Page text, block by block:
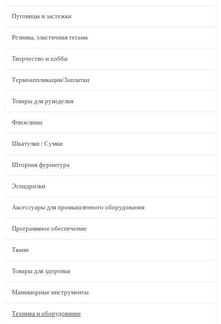
Пуговицы и застежки
Резинка, эластичная тесьма
Творчество и хобби
Термоаппликации/Заплатки
Товары для рукоделия
Флизелины
Шкатулки / Сумки
Шторная фурнитура
Эспадрильи
Аксессуары для промышленного оборудования
Программное обеспечение
Ткани
Товары для здоровья
Маникюрные инструменты
Техника и оборудование